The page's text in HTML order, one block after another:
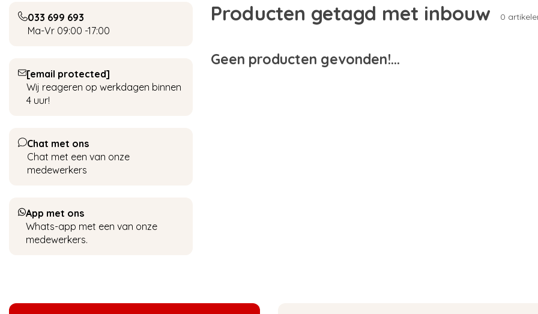
033 699 693
Ma-Vr 09:00 -17:00
[email protected]
Wij reageren op werkdagen binnen
4 uur!
Chat met ons
Chat met een van onze
medewerkers
App met ons
Whats-app met een van onze
medewerkers.
Producten getagd met inbouw 0
Geen producten gevonden!...